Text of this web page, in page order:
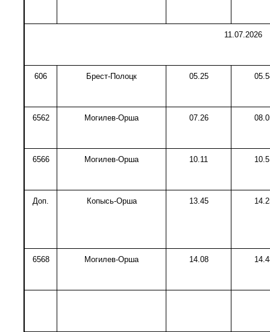
11.07.2026
606 Брест-Полоцк 05.25
6562 Могилев-Орша 07.26
6566 Могилев-Орша 10.11
Доп. Копысь-Орша 13.45
6568 Могилев-Орша 14.08